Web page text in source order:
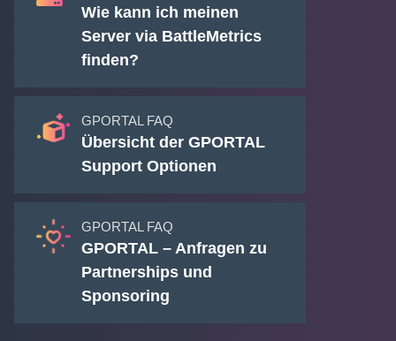
Wie kann ich meinen
Server via BattleMetrics
finden?
GPORTAL FAQ
Übersicht der GPORTAL
Support Optionen
GPORTAL FAQ
GPORTAL – Anfragen zu
Partnerships und
Sponsoring